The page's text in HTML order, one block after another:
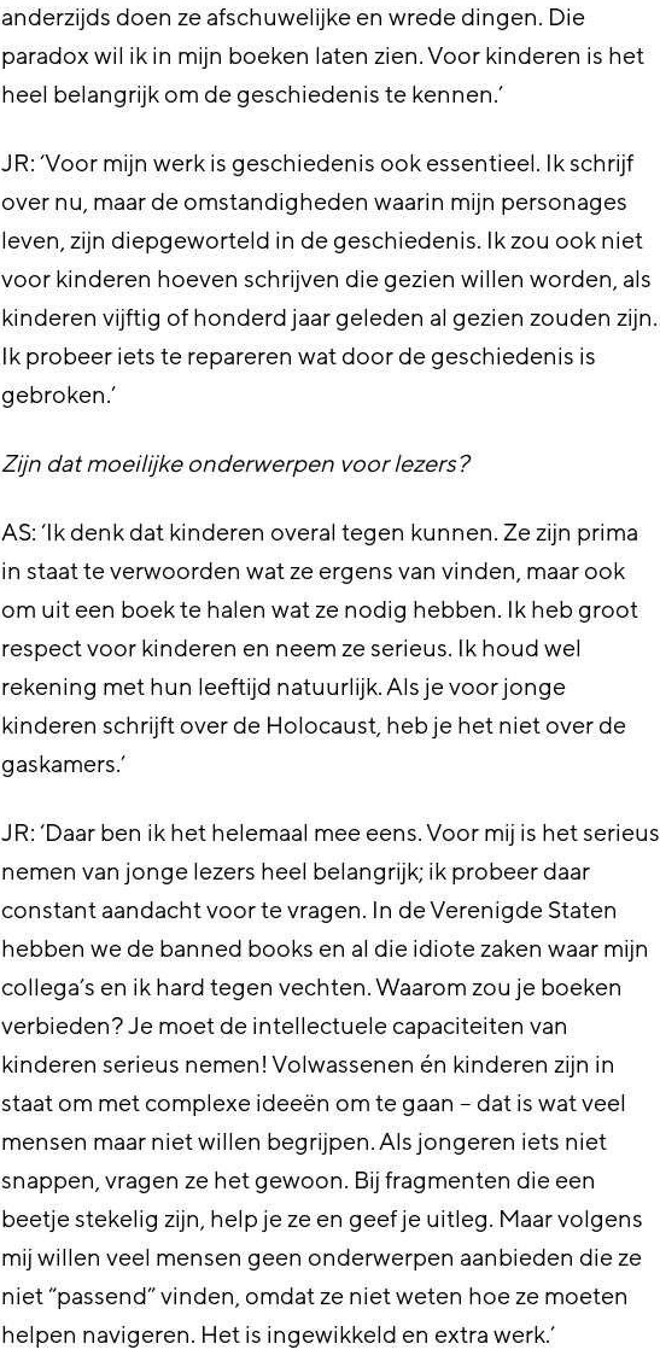
anderzijds doen ze afschuwelijke en wrede dingen. Die
paradox wil ik in mijn boeken laten zien. Voor kinderen is het
heel belangrijk om de geschiedenis te kennen.’
JR: ‘Voor mijn werk is geschiedenis ook essentieel. Ik schrijf
over nu, maar de omstandigheden waarin mijn personages
leven, zijn diepgeworteld in de geschiedenis. Ik zou ook niet
voor kinderen hoeven schrijven die gezien willen worden, als
kinderen vijftig of honderd jaar geleden al gezien zouden zijn.
Ik probeer iets te repareren wat door de geschiedenis is
gebroken.’
Zijn dat moeilijke onderwerpen voor lezers?
AS: ‘Ik denk dat kinderen overal tegen kunnen. Ze zijn prima
in staat te verwoorden wat ze ergens van vinden, maar ook
om uit een boek te halen wat ze nodig hebben. Ik heb groot
respect voor kinderen en neem ze serieus. Ik houd wel
rekening met hun leeftijd natuurlijk. Als je voor jonge
kinderen schrijft over de Holocaust, heb je het niet over de
gaskamers.’
JR: ‘Daar ben ik het helemaal mee eens. Voor mij is het serieus
nemen van jonge lezers heel belangrijk; ik probeer daar
constant aandacht voor te vragen. In de Verenigde Staten
hebben we de banned books en al die idiote zaken waar mijn
collega’s en ik hard tegen vechten. Waarom zou je boeken
verbieden? Je moet de intellectuele capaciteiten van
kinderen serieus nemen! Volwassenen én kinderen zijn in
staat om met complexe ideeën om te gaan – dat is wat veel
mensen maar niet willen begrijpen. Als jongeren iets niet
snappen, vragen ze het gewoon. Bij fragmenten die een
beetje stekelig zijn, help je ze en geef je uitleg. Maar volgens
mij willen veel mensen geen onderwerpen aanbieden die ze
niet “passend” vinden, omdat ze niet weten hoe ze moeten
helpen navigeren. Het is ingewikkeld en extra werk.’